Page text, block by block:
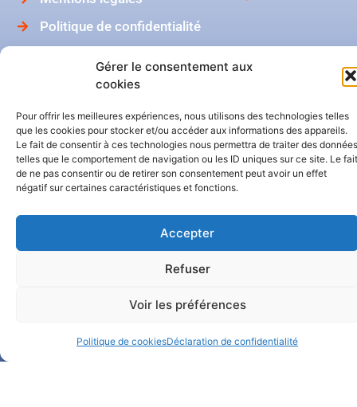
Gérer le consentement aux
cookies
Pour offrir les meilleures expériences, nous utilisons des technologies telles
que les cookies pour stocker et/ou accéder aux informations des appareils.
Le fait de consentir à ces technologies nous permettra de traiter des données
telles que le comportement de navigation ou les ID uniques sur ce site. Le fait
de ne pas consentir ou de retirer son consentement peut avoir un effet
négatif sur certaines caractéristiques et fonctions.
Accepter
Refuser
Voir les préférences
Politique de cookiesDéclaration de confidentialité
Politique de confidentialité
Catalogue BelHabitat